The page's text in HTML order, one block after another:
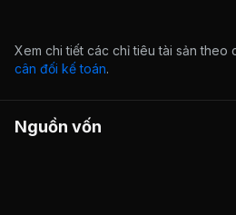
Xem chi tiết các chỉ tiêu tài sản theo
cân đối kế toán.
Nguồn vốn